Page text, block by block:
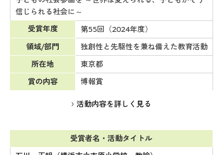
信じられる社会に～
受賞年度
第55回（2024年度）
領域/部門
独創性と先駆性を兼ね備えた教育活動
所在地
東京都
賞の内容
博報賞
活動内容を詳しく見る
受賞者名・活動タイトル